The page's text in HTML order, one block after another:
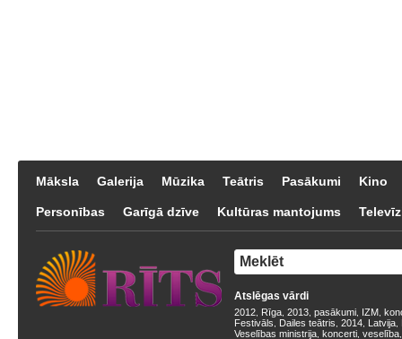
Māksla Galerija Mūzika Teātris Pasākumi Kino
Personības Garīgā dzīve Kultūras mantojums
Atslēgas vārdi
2012 Rīga 2013 pasākumi IZM
Festivāls
Dailes teātris 2014 Latvija
Veselības ministrija koncerti veselība